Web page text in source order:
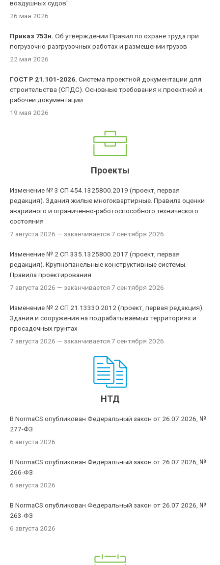
воздушных судов'
26 мая 2026
Приказ 753н. Об утверждении Правил по охране труда при
погрузочно-разгрузочных работах и размещении грузов
22 мая 2026
ГОСТ Р 21.101-2026. Система проектной документации для
строительства (СПДС). Основные требования к проектной и
рабочей документации
19 мая 2026
Проекты
Изменение № 3 СП 454.1325800.2019 (проект, первая
редакция). Здания жилые многоквартирные. Правила оценки
аварийного и ограниченно-работоспособного технического
состояния
7 августа 2026 — заканчивается 7 сентября 2026
Изменение № 2 СП 335.1325800.2017 (проект, первая
редакция). Крупнопанельные конструктивные системы.
Правила проектирования
7 августа 2026 — заканчивается 7 сентября 2026
Изменение № 2 СП 21.13330.2012 (проект, первая редакция).
Здания и сооружения на подрабатываемых территориях и
просадочных грунтах
7 августа 2026 — заканчивается 7 сентября 2026
НТД
В NormaCS опубликован Федеральный закон от 26.07.2026, №
277-ФЗ
6 августа 2026
В NormaCS опубликован Федеральный закон от 26.07.2026, №
266-ФЗ
6 августа 2026
В NormaCS опубликован Федеральный закон от 26.07.2026, №
263-ФЗ
6 августа 2026